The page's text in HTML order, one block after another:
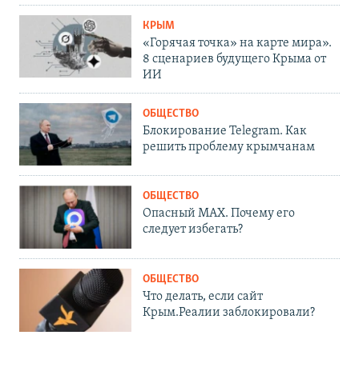
КРЫМ
«Горячая точка» на карте мира».
8 сценариев будущего Крыма от
ИИ
ОБЩЕСТВО
Блокирование Telegram. Как
решить проблему крымчанам
ОБЩЕСТВО
Опасный MAX. Почему его
следует избегать?
ОБЩЕСТВО
Что делать, если сайт
Крым.Реалии заблокировали?